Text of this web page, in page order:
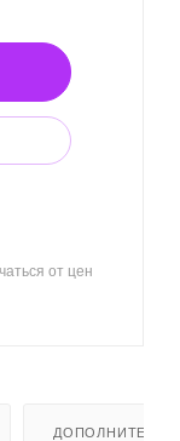
от цен